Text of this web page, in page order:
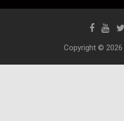
Copyright © 2026